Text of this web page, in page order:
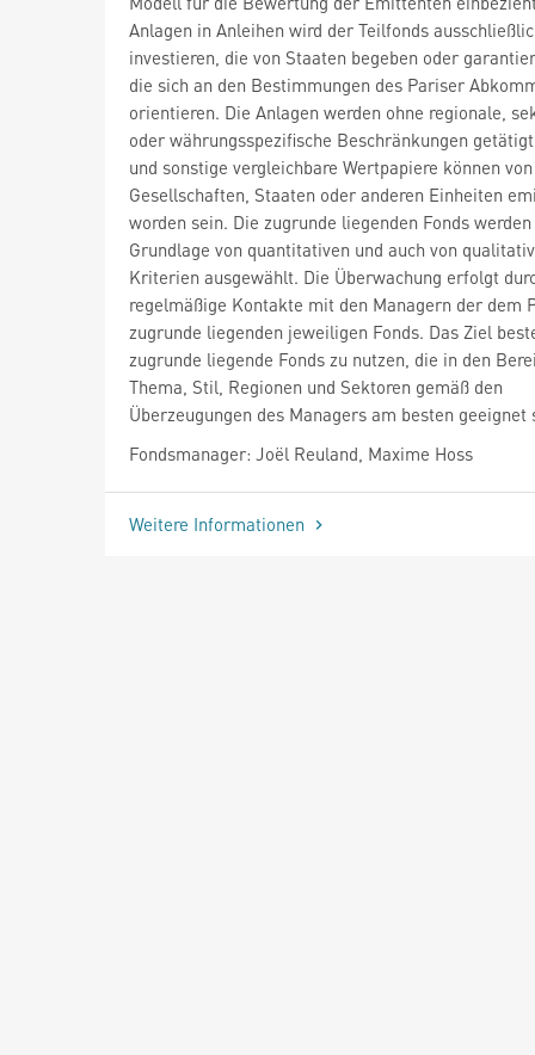
Anlagen in Anleihen wird der Teilfonds
investieren, die von Staaten begeben oder
die sich an den Bestimmungen des Pariser
orientieren. Die Anlagen werden ohne regionale,
oder währungsspezifische Beschränkungen
und sonstige vergleichbare Wertpapiere können von
Gesellschaften, Staaten oder anderen Einheiten
worden sein. Die zugrunde liegenden Fonds
Grundlage von quantitativen und auch von
Kriterien ausgewählt. Die Überwachung erfolgt
regelmäßige Kontakte mit den Managern der dem
zugrunde liegenden jeweiligen Fonds. Das Ziel
zugrunde liegende Fonds zu nutzen, die in den
Thema, Stil, Regionen und Sektoren gemäß den
Überzeugungen des Managers am besten geeignet
Fondsmanager: Joël Reuland, Maxime Hoss
Weitere Informationen